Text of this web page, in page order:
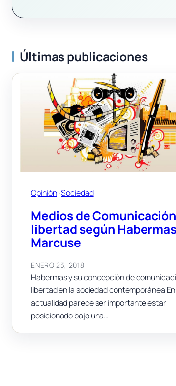
Últimas publicaciones
Opinión · Sociedad
Medios de
libertad según
Marcuse
ENERO 23, 2018
Habermas y su concepción de
libertad en la sociedad contemporánea En
actualidad parece ser importante estar
posicionado bajo una…